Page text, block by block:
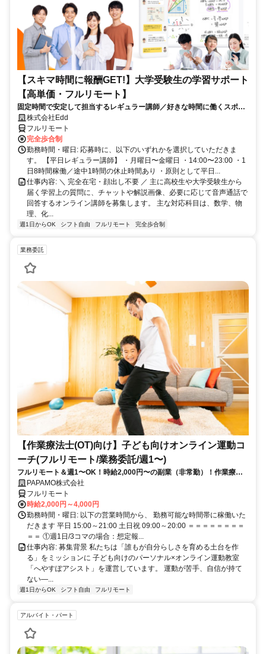
【スキマ時間に報酬GET!】大学受験生の学習サポート
【高単価・フルリモート】
固定時間で安定して担当するレギュラー講師／好きな時間に働くスポッ
ト講師から選べます！
株式会社Edd
フルリモート
完全歩合制
勤務時間・曜日: 応募時に、以下のいずれかを選択していただきま
す。 【平日レギュラー講師】 ・月曜日〜金曜日 ・14:00〜23:00 ・1
日8時間稼働／途中1時間の休止時間あり ・原則として平日...
仕事内容: ＼ 完全在宅・顔出し不要 ／ 主に高校生や大学受験生から
届く学習上の質問に、チャットや解説画像、必要に応じて音声通話で
回答するオンライン講師を募集します。 主な対応科目は、数学、物
理、化...
週1日からOK シフト自由 フルリモート 完全歩合制
業務委託
【作業療法士(OT)向け】子ども向けオンライン運動コ
ーチ(フルリモート/業務委託/週1〜)
フルリモート＆週1〜OK！時給2,000円〜の副業（非常勤）！作業療法
士として培ってきた経験を活かしながら、スキマ時間で子どもを支援で
きるお仕事です◎
PAPAMO株式会社
フルリモート
時給2,000円～4,000円
勤務時間・曜日: 以下の営業時間から、 勤務可能な時間帯に稼働いた
だきます 平日 15:00～21:00 土日祝 09:00～20:00 ＝＝＝＝＝＝＝＝
＝＝ ①週1日/3コマの場合：想定報...
仕事内容: 募集背景 私たちは「誰もが自分らしさを育める土台を作
る」をミッションに 子ども向けのパーソナル×オンライン運動教室
「へやすぽアシスト」を運営しています。 運動が苦手、自信が持て
ない—...
週1日からOK シフト自由 フルリモート
アルバイト・パート